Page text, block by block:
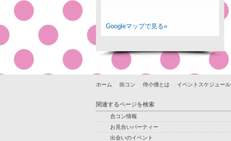
Googleマップで見る»
ホーム 街コン 侍小僧とは イベントスケジュール
関連するページを検索
合コン情報
お見合いパーティー
出会いのイベント